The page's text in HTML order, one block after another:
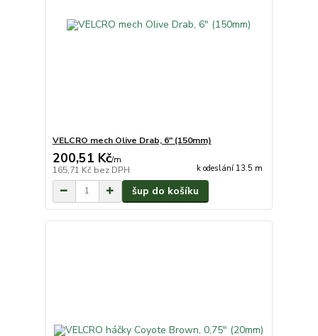
VELCRO mech Olive Drab, 6" (150mm)
200,51 Kč/m
165,71 Kč bez DPH k odeslání 13.5 m
šup do košíku